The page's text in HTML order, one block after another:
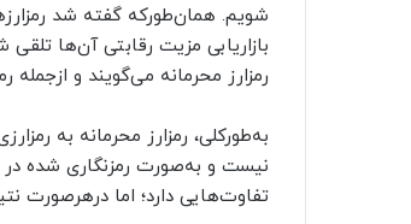
شویم. همان‌طورکه گفته شد
رمزارز محرمانه می‌گویند و
به‌طورکلی، رمزارز محرمانه به
نیست و به‌صورت رمزنگاری شده در
تفاوت‌هایی دارد؛ اما درهرصورت